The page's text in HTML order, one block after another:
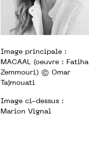
Image principale :
MACAAL (oeuvre : Fatiha
Zemmouri) © Omar
Tajmouati
Image ci-dessus :
Marion Vignal